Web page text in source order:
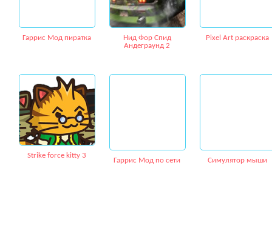
Гаррис Мод пиратка
Нид Фор Спид
Андеграунд 2
Pixel Art раскраска
Strike force kitty 3
Гаррис Мод по сети Симулятор мыши